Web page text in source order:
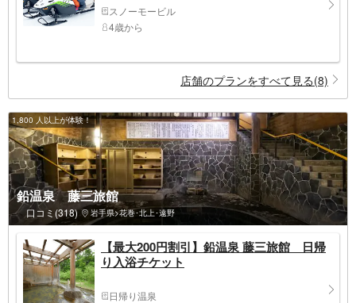
スノーモービル
4歳から
店舗のプランをすべて見る(8)
1,800 人以上が体験！
鉛温泉 藤三旅館
口コミ(318) 岩手県>花巻･北上･遠野
【最大200円割引】鉛温泉 藤三旅館 日帰
り入浴チケット
日帰り温泉